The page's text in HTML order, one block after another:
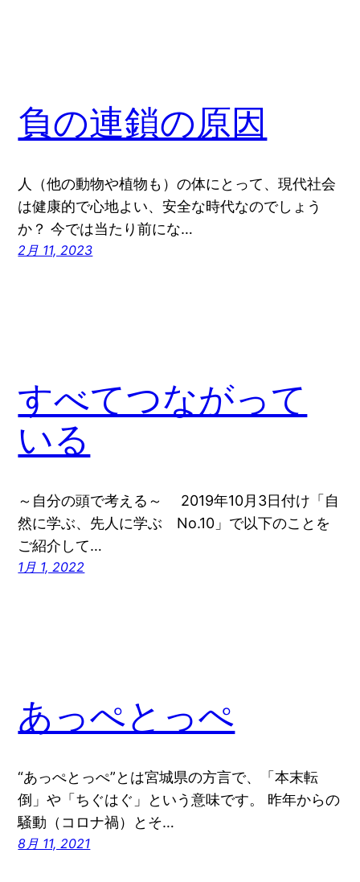
負の連鎖の原因
人（他の動物や植物も）の体にとって、現代社会
は健康的で心地よい、安全な時代なのでしょう
か？ 今では当たり前にな…
2月 11, 2023
すべてつながって
いる
～自分の頭で考える～ 2019年10月3日付け「自
然に学ぶ、先人に学ぶ No.10」で以下のことを
ご紹介して…
1月 1, 2022
あっぺとっぺ
“あっぺとっぺ”とは宮城県の方言で、「本末転
倒」や「ちぐはぐ」という意味です。 昨年からの
騒動（コロナ禍）とそ…
8月 11, 2021